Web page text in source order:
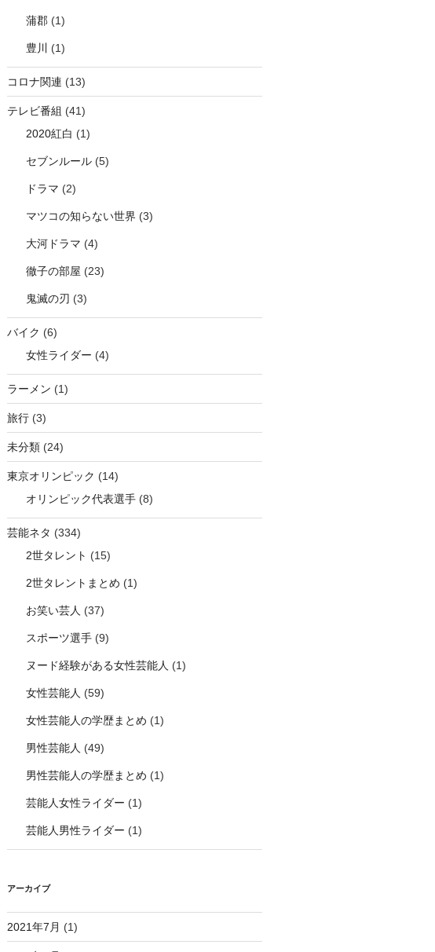
蒲郡(1)
豊川 (1)
コロナ関連 (13)
テレビ番組 (41)
2020紅白 (1)
セブンルール(5)
ドラマ (2)
マツコの知らない世界 (3)
大河ドラマ (4)
徹子の部屋 (23)
鬼滅の刃 (3)
バイク (6)
女性ライダー (4)
ラーメン (1)
旅行(3)
未分類(24)
東京オリンピック (14)
オリンピック代表選手(8)
芸能ネタ (334)
2世タレント (15)
2世タレントまとめ (1)
お笑い芸人 (37)
スポーツ選手(9)
ヌード経験がある女性芸能人 (1)
女性芸能人 (59)
女性芸能人の学歴まとめ (1)
男性芸能人 (49)
男性芸能人の学歴まとめ (1)
芸能人女性ライダー (1)
芸能人男性ライダー (1)
アーカイブ
2021年7月 (1)